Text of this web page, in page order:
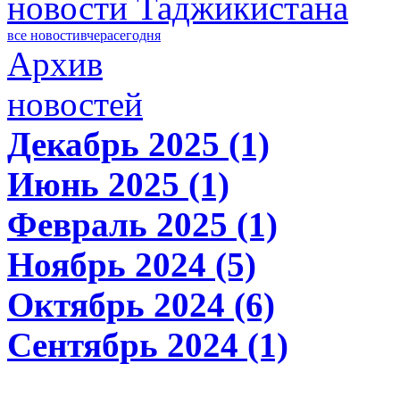
новости Таджикистана
все новостивчерасегодня
Архив
новостей
Декабрь 2025 (1)
Июнь 2025 (1)
Февраль 2025 (1)
Ноябрь 2024 (5)
Октябрь 2024 (6)
Сентябрь 2024 (1)